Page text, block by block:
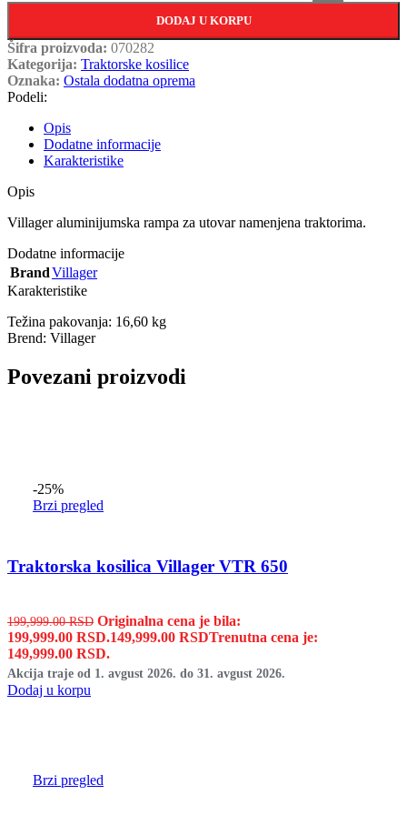
DODAJ U KORPU
Šifra proizvoda: 070282
Kategorija: Traktorske kosilice
Oznaka: Ostala dodatna oprema
Podeli:
Opis
Dodatne informacije
Karakteristike
Opis
Villager aluminijumska rampa za utovar namenjena traktorima.
Dodatne informacije
BrandVillager
Karakteristike
Težina pakovanja: 16,60 kg
Brend: Villager
Povezani proizvodi
-25%
Brzi pregled
Traktorska kosilica Villager VTR 650
199,999.00RSD Originalna cena je bila:
199,999.00 RSD.149,999.00 RSDTrenutna cena je:
149,999.00 RSD.
Akcija traje od 1. avgust 2026. do 31. avgust 2026.
Dodaj u korpu
Brzi pregled